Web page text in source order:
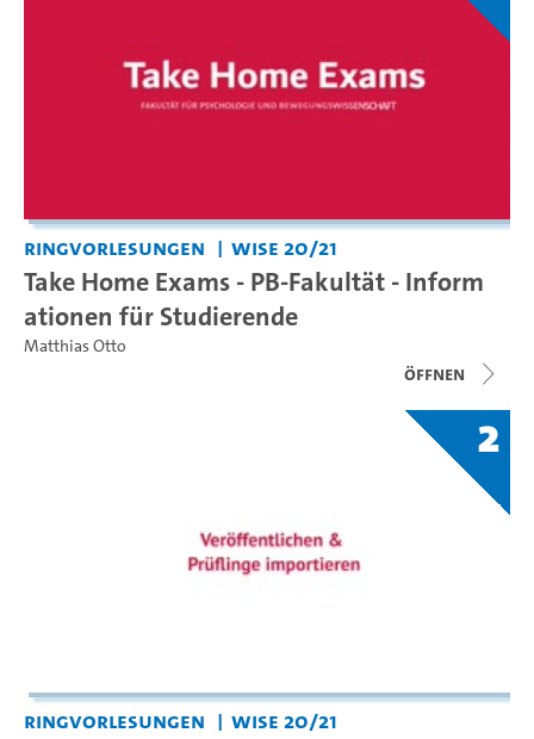
Ringvorlesungen WiSe 20/21
Take Home Exams - PB-Fakultät - Inform
ationen für Studierende
Matthias Otto
Öffnen
2
Ringvorlesungen WiSe 20/21